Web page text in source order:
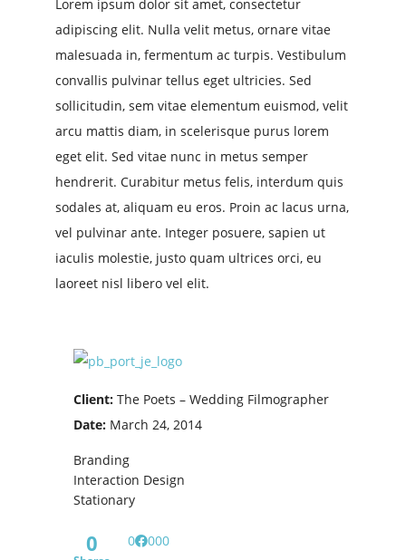
Lorem ipsum dolor sit amet, consectetur
adipiscing elit. Nulla velit metus, ornare vitae
malesuada in, fermentum ac turpis. Vestibulum
convallis pulvinar tellus eget ultricies. Sed
sollicitudin, sem vitae elementum euismod, velit
arcu mattis diam, in scelerisque purus lorem
eget elit. Sed vitae nunc in metus semper
hendrerit. Curabitur metus felis, interdum quis
sodales at, aliquam eu eros. Proin ac lacus urna,
vel pulvinar ante. Integer posuere, sapien ut
iaculis molestie, justo quam ultrices orci, eu
laoreet nisl libero vel elit.
Client: The Poets – Wedding Filmographer
Date: March 24, 2014
Branding
Interaction Design
Stationary
0 0 000